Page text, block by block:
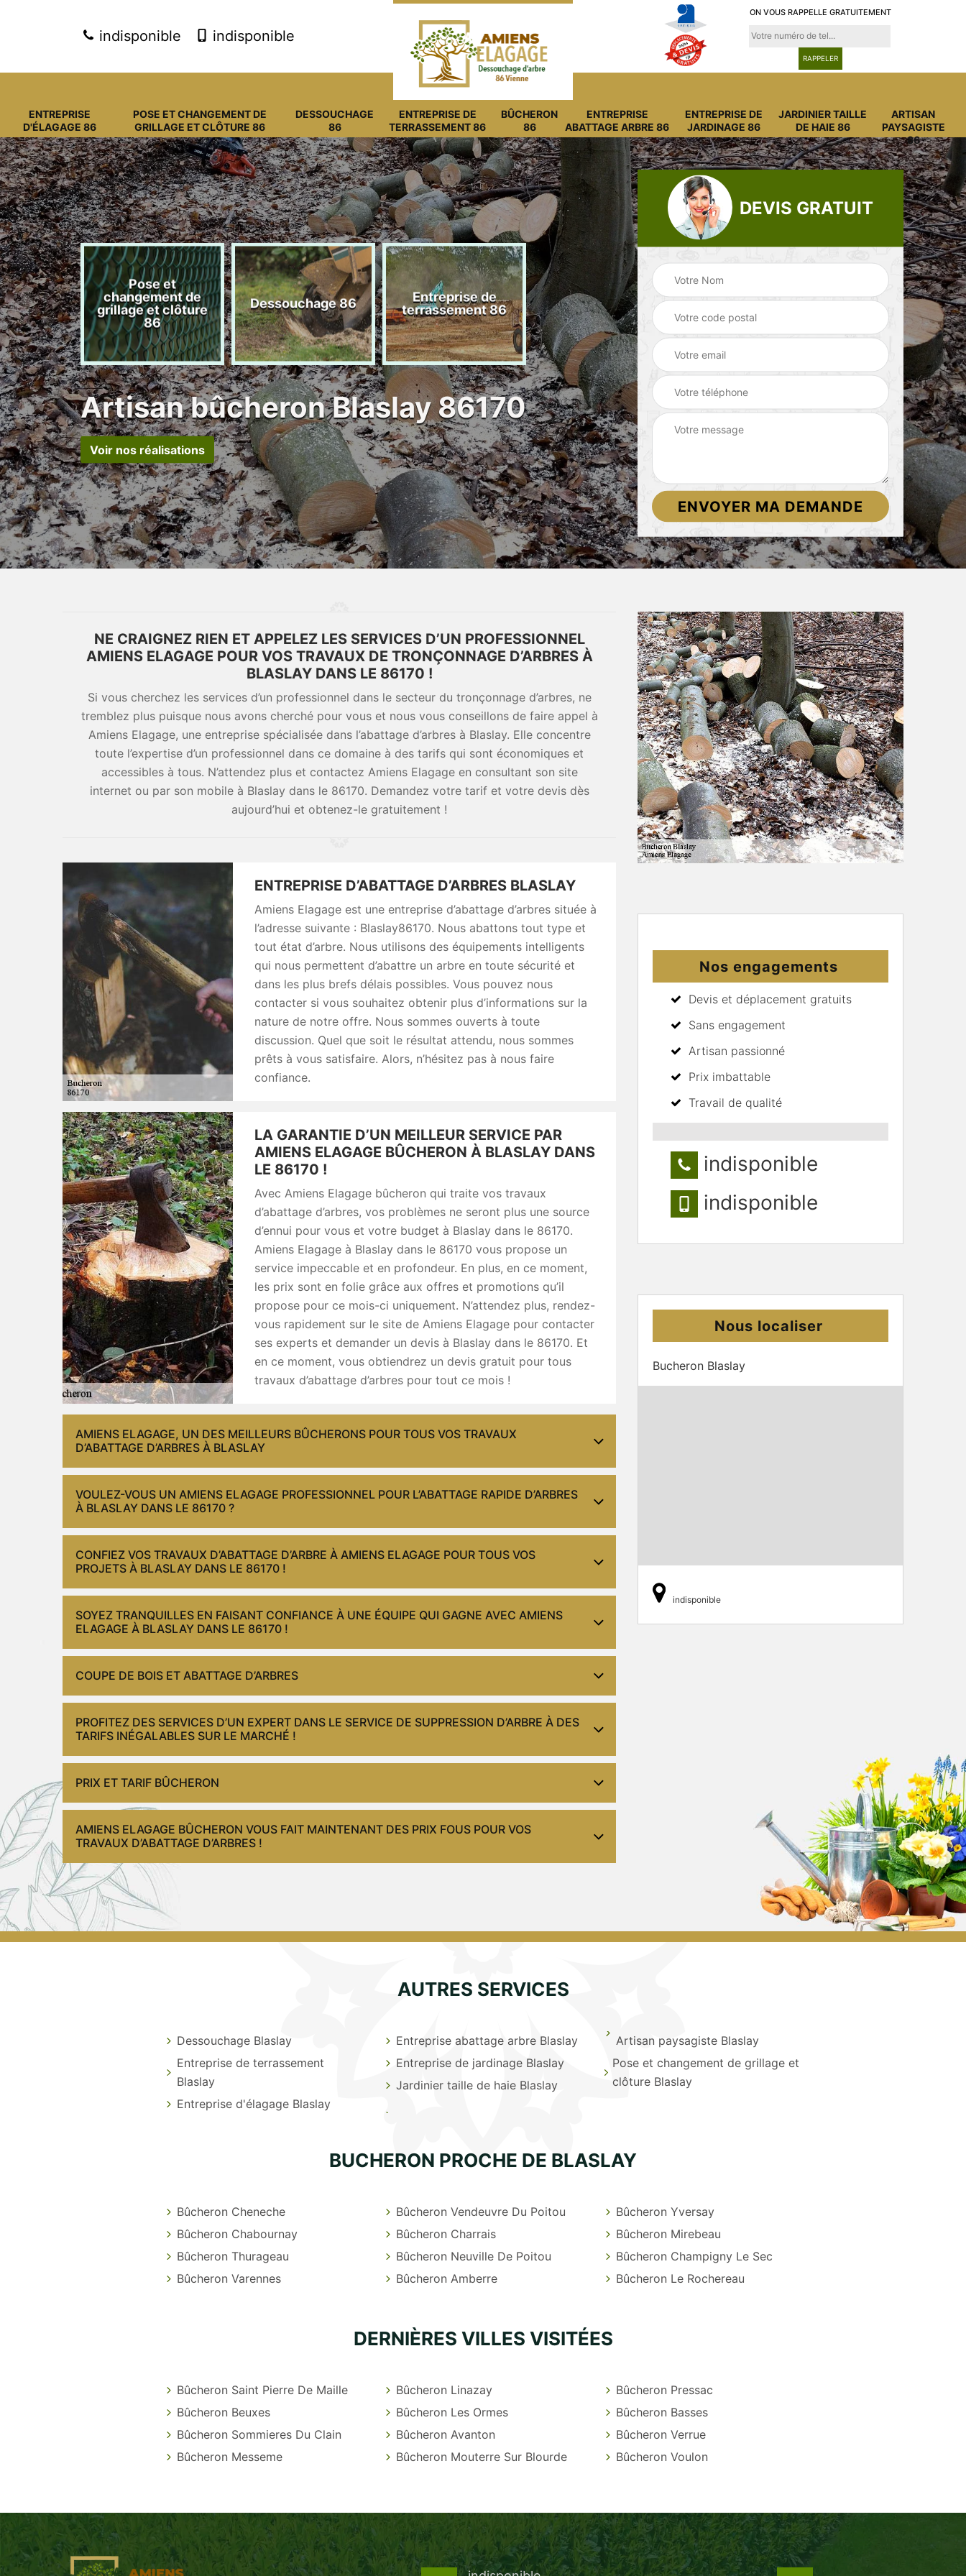
indisponible indisponible
ON VOUS RAPPELLE GRATUITEMENT
ENTREPRISE
D'ÉLAGAGE 86
POSE ET CHANGEMENT DE
GRILLAGE ET CLÔTURE 86
DESSOUCHAGE
86
ENTREPRISE DE
TERRASSEMENT 86
BÛCHERON
86
ENTREPRISE
ABATTAGE ARBRE 86
ENTREPRISE DE
JARDINAGE 86
JARDINIER TAILLE
DE HAIE 86
ARTISAN
PAYSAGISTE
86
86
Pose et
changement de
grillage et clôture
86
Dessouchage 86
Entreprise de
terrassement 86
Bûcheron 86
Entreprise
abattage arbre 86
Entreprise de
jardinage 86
Artisan bûcheron Blaslay 86170
Voir nos réalisations
DEVIS GRATUIT
NE CRAIGNEZ RIEN ET APPELEZ LES SERVICES D’UN PROFESSIONNEL
AMIENS ELAGAGE POUR VOS TRAVAUX DE TRONÇONNAGE D’ARBRES À
BLASLAY DANS LE 86170 !
Si vous cherchez les services d’un professionnel dans le secteur du tronçonnage d’arbres, ne
tremblez plus puisque nous avons cherché pour vous et nous vous conseillons de faire appel à
Amiens Elagage, une entreprise spécialisée dans l’abattage d’arbres à Blaslay. Elle concentre
toute l’expertise d’un professionnel dans ce domaine à des tarifs qui sont économiques et
accessibles à tous. N’attendez plus et contactez Amiens Elagage en consultant son site
internet ou par son mobile à Blaslay dans le 86170. Demandez votre tarif et votre devis dès
aujourd’hui et obtenez-le gratuitement !
ENTREPRISE D’ABATTAGE D’ARBRES BLASLAY
Amiens Elagage est une entreprise d’abattage d’arbres située à
l’adresse suivante : Blaslay86170. Nous abattons tout type et
tout état d’arbre. Nous utilisons des équipements intelligents
qui nous permettent d’abattre un arbre en toute sécurité et
dans les plus brefs délais possibles. Vous pouvez nous
contacter si vous souhaitez obtenir plus d’informations sur la
nature de notre offre. Nous sommes ouverts à toute
discussion. Quel que soit le résultat attendu, nous sommes
prêts à vous satisfaire. Alors, n’hésitez pas à nous faire
confiance.
LA GARANTIE D’UN MEILLEUR SERVICE PAR
AMIENS ELAGAGE BÛCHERON À BLASLAY DANS
LE 86170 !
Avec Amiens Elagage bûcheron qui traite vos travaux
d’abattage d’arbres, vos problèmes ne seront plus une source
d’ennui pour vous et votre budget à Blaslay dans le 86170.
Amiens Elagage à Blaslay dans le 86170 vous propose un
service impeccable et en profondeur. En plus, en ce moment,
les prix sont en folie grâce aux offres et promotions qu’il
propose pour ce mois-ci uniquement. N’attendez plus, rendez-
vous rapidement sur le site de Amiens Elagage pour contacter
ses experts et demander un devis à Blaslay dans le 86170. Et
en ce moment, vous obtiendrez un devis gratuit pour tous
travaux d’abattage d’arbres pour tout ce mois !
AMIENS ELAGAGE, UN DES MEILLEURS BÛCHERONS POUR TOUS VOS TRAVAUX
D’ABATTAGE D’ARBRES À BLASLAY
VOULEZ-VOUS UN AMIENS ELAGAGE PROFESSIONNEL POUR L’ABATTAGE RAPIDE D’ARBRES
À BLASLAY DANS LE 86170 ?
CONFIEZ VOS TRAVAUX D’ABATTAGE D’ARBRE À AMIENS ELAGAGE POUR TOUS VOS
PROJETS À BLASLAY DANS LE 86170 !
SOYEZ TRANQUILLES EN FAISANT CONFIANCE À UNE ÉQUIPE QUI GAGNE AVEC AMIENS
ELAGAGE À BLASLAY DANS LE 86170 !
COUPE DE BOIS ET ABATTAGE D’ARBRES
PROFITEZ DES SERVICES D’UN EXPERT DANS LE SERVICE DE SUPPRESSION D’ARBRE À DES
TARIFS INÉGALABLES SUR LE MARCHÉ !
PRIX ET TARIF BÛCHERON
AMIENS ELAGAGE BÛCHERON VOUS FAIT MAINTENANT DES PRIX FOUS POUR VOS
TRAVAUX D’ABATTAGE D’ARBRES !
Nos engagements
Devis et déplacement gratuits
Sans engagement
Artisan passionné
Prix imbattable
Travail de qualité
indisponible
indisponible
Nous localiser
Bucheron Blaslay
indisponible
AUTRES SERVICES
Dessouchage Blaslay
Entreprise de terrassement
Blaslay
Entreprise d'élagage Blaslay
Entreprise abattage arbre Blaslay
Entreprise de jardinage Blaslay
Jardinier taille de haie Blaslay
Artisan paysagiste Blaslay
Pose et changement de grillage et
clôture Blaslay
BUCHERON PROCHE DE BLASLAY
Bûcheron Cheneche
Bûcheron Chabournay
Bûcheron Thurageau
Bûcheron Varennes
Bûcheron Vendeuvre Du Poitou
Bûcheron Charrais
Bûcheron Neuville De Poitou
Bûcheron Amberre
Bûcheron Yversay
Bûcheron Mirebeau
Bûcheron Champigny Le Sec
Bûcheron Le Rochereau
DERNIÈRES VILLES VISITÉES
Bûcheron Saint Pierre De Maille
Bûcheron Beuxes
Bûcheron Sommieres Du Clain
Bûcheron Messeme
Bûcheron Linazay
Bûcheron Les Ormes
Bûcheron Avanton
Bûcheron Mouterre Sur Blourde
Bûcheron Pressac
Bûcheron Basses
Bûcheron Verrue
Bûcheron Voulon